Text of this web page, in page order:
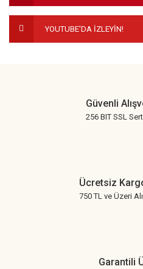
YOUTUBE'DA İZLEYİN!
Güvenli
256 BIT SSL
Ücretsiz
750 TL ve Üzeri
Garantili